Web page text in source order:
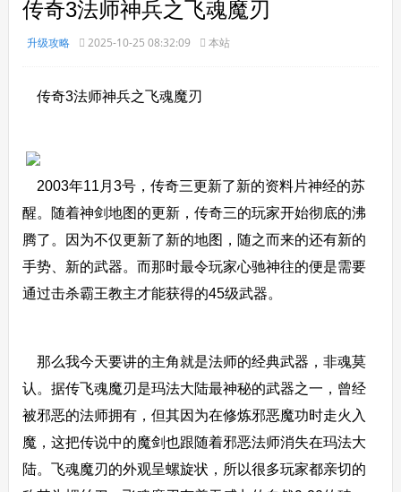
传奇3法师神兵之飞魂魔刃
升级攻略 2025-10-25 08:32:09 本站
传奇3法师神兵之飞魂魔刃
2003年11月3号，传奇三更新了新的资料片神经的苏
醒。随着神剑地图的更新，传奇三的玩家开始彻底的沸
腾了。因为不仅更新了新的地图，随之而来的还有新的
手势、新的武器。而那时最令玩家心驰神往的便是需要
通过击杀霸王教主才能获得的45级武器。
那么我今天要讲的主角就是法师的经典武器，非魂莫
认。据传飞魂魔刃是玛法大陆最神秘的武器之一，曾经
被邪恶的法师拥有，但其因为在修炼邪恶魔功时走火入
魔，这把传说中的魔剑也跟随着邪恶法师消失在玛法大
陆。飞魂魔刃的外观呈螺旋状，所以很多玩家都亲切的